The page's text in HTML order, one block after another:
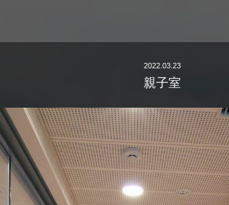
2022.03.23
親子室